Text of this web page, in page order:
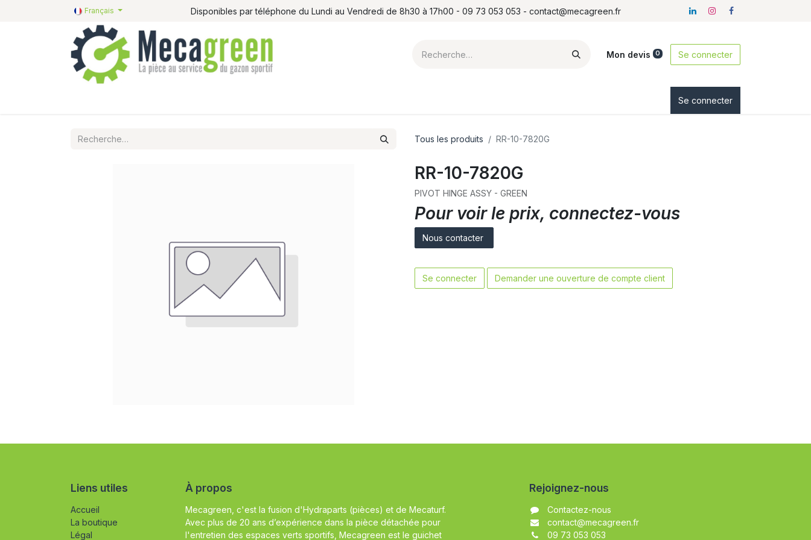
Français Disponibles par téléphone du Lundi au Vendredi de 8h30 à 17h00 - 09 73 053 053 - contact@mecagreen.fr
Mon devis 0 Se connecter
Se connecter
Tous les produits RR-10-7820G
RR-10-7820G
PIVOT HINGE ASSY - GREEN
Pour voir le prix, connectez-vous
Nous contacter
Se connecter Demander une ouverture de compte client
Liens utiles
Accueil
La boutique
Légal
À propos
Mecagreen, c'est la fusion d'Hydraparts (pièces) et de Mecaturf.
Avec plus de 20 ans d’expérience dans la pièce détachée pour
l'entretien des espaces verts sportifs, Mecagreen est le guichet
Rejoignez-nous
Contactez-nous
contact@mecagreen.fr
09 73 053 053